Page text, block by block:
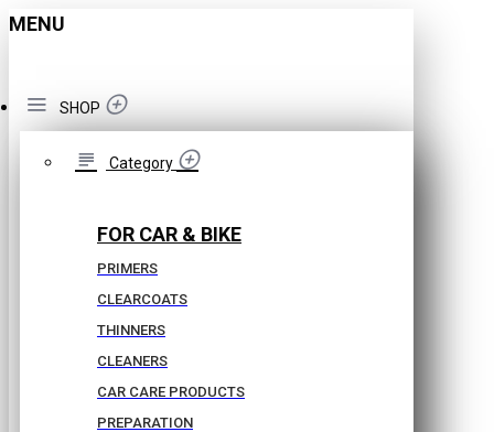
MENU
SHOP
Category
FOR CAR & BIKE
PRIMERS
CLEARCOATS
THINNERS
CLEANERS
CAR CARE PRODUCTS
PREPARATION